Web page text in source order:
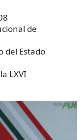
de
del Estado
LXVI